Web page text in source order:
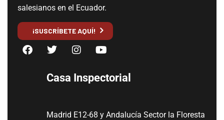
salesianos en el Ecuador.
¡SUSCRÍBETE AQUÍ!
Casa Inspectorial
Madrid E12-68 y Andalucía Sector la Floresta